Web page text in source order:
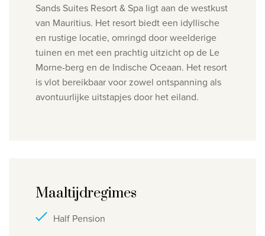
Sands Suites Resort & Spa ligt aan de westkust
van Mauritius. Het resort biedt een idyllische
en rustige locatie, omringd door weelderige
tuinen en met een prachtig uitzicht op de Le
Morne-berg en de Indische Oceaan. Het resort
is vlot bereikbaar voor zowel ontspanning als
avontuurlijke uitstapjes door het eiland.
Maaltijdregimes
Half Pension